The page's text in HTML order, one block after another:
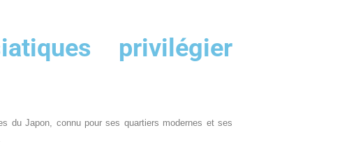
privilégier
du Japon, connu pour ses quartiers modernes et ses